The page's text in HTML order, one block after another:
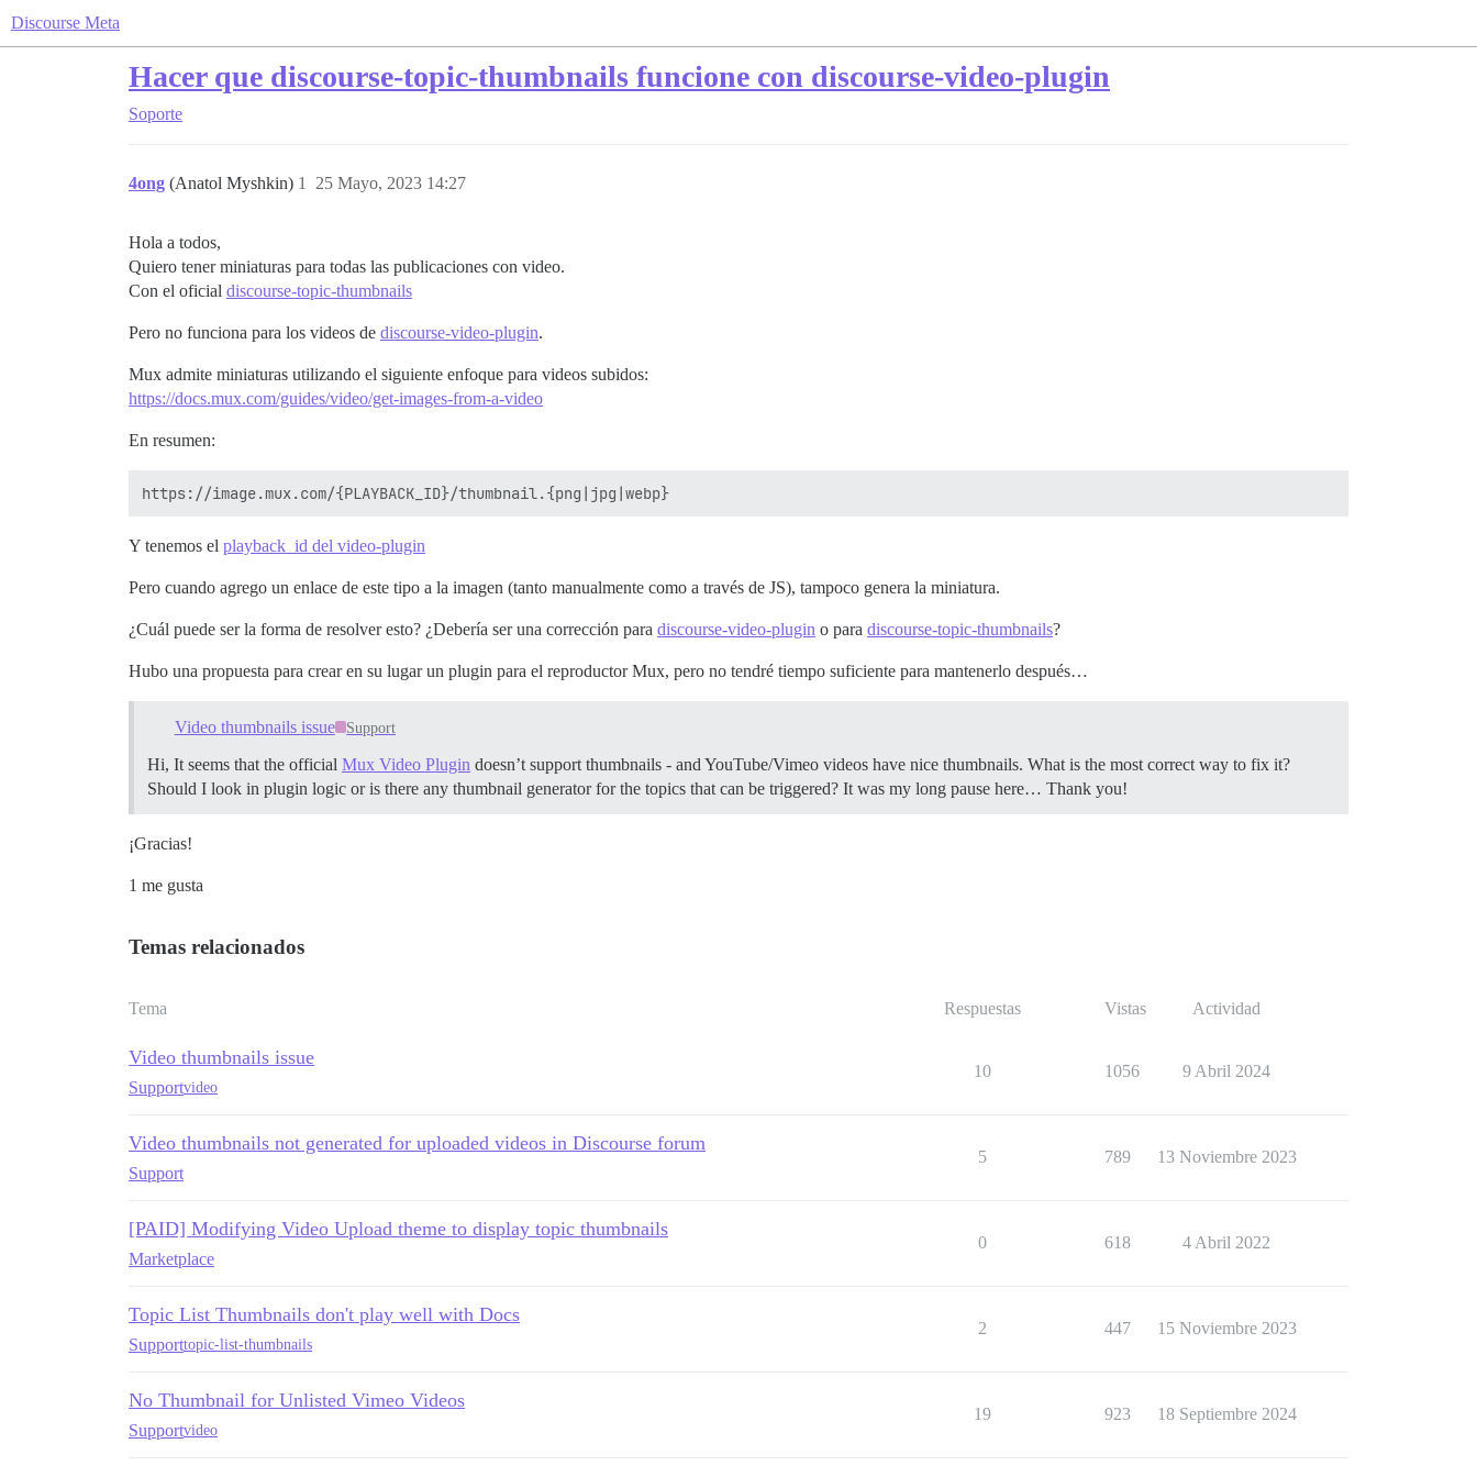
Discourse Meta
Hacer que discourse-topic-thumbnails funcione con discourse-video-plugin
Soporte
4ong (Anatol Myshkin) 25 Mayo, 2023 14:27
1
Hola a todos,
Quiero tener miniaturas para todas las publicaciones con video.
Con el oficial discourse-topic-thumbnails
Pero no funciona para los videos de discourse-video-plugin.
Mux admite miniaturas utilizando el siguiente enfoque para videos subidos:
https://docs.mux.com/guides/video/get-images-from-a-video
En resumen:
Y tenemos el playback_id del video-plugin
Pero cuando agrego un enlace de este tipo a la imagen (tanto manualmente como a través de JS), tampoco genera la miniatura.
¿Cuál puede ser la forma de resolver esto? ¿Debería ser una corrección para discourse-video-plugin o para discourse-topic-thumbnails?
Hubo una propuesta para crear en su lugar un plugin para el reproductor Mux, pero no tendré tiempo suficiente para mantenerlo después…
Video thumbnails issue Support
Hi, It seems that the official Mux Video Plugin doesn’t support thumbnails - and YouTube/Vimeo videos have nice thumbnails. What is the most correct way to fix it?
Should I look in plugin logic or is there any thumbnail generator for the topics that can be triggered? It was my long pause here… Thank you!
¡Gracias!
1 me gusta
Temas relacionados
Tema Respuestas Vistas Actividad
Video thumbnails issue
Supportvideo
10 1056 9 Abril 2024
Video thumbnails not generated for uploaded videos in Discourse forum
Support
5 789 13 Noviembre 2023
[PAID] Modifying Video Upload theme to display topic thumbnails
Marketplace
0 618 4 Abril 2022
Topic List Thumbnails don't play well with Docs
Supporttopic-list-thumbnails
2 447 15 Noviembre 2023
No Thumbnail for Unlisted Vimeo Videos
Supportvideo
19 923 18 Septiembre 2024